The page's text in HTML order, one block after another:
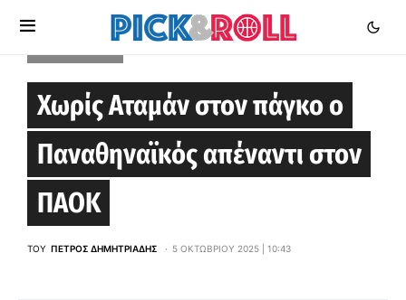
Χωρίς Αταμάν στον πάγκο ο
Παναθηναϊκός απέναντι στον
ΠΑΟΚ
ΤΟΥ ΠΈΤΡΟΣ ΔΗΜΗΤΡΙΆΔΗΣ 5 ΟΚΤΩΒΡΊΟΥ 2025 | 10:43